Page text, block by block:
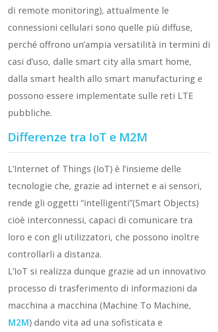
di remote monitoring), attualmente le
connessioni cellulari sono quelle più diffuse,
perché offrono un’ampia versatilità in termini di
casi d’uso, dalle smart city alla smart home,
dalla smart health allo smart manufacturing e
possono essere implementate sulle reti LTE
pubbliche.
Differenze tra IoT e M2M
L’Internet of Things (IoT) è l’insieme delle
tecnologie che, grazie ad internet e ai sensori,
rende gli oggetti “intelligenti”(Smart Objects)
cioè interconnessi, capaci di comunicare tra
loro e con gli utilizzatori, che possono inoltre
controllarli a distanza.
L’IoT si realizza dunque grazie ad un innovativo
processo di trasferimento di informazioni da
macchina a macchina (Machine To Machine,
M2M) dando vita ad una sofisticata e